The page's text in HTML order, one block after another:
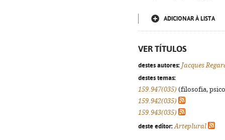
ADICIONAR À LISTA
VER TÍTULOS
destes autores: Jacques
destes temas:
159.947(035) (filosofia,
159.942(035)
159.943(035)
deste editor: Arteplural